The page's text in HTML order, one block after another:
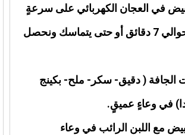
في العجان الكهربائي على سرعةٍ
متوسطةٍ لمدة حوالي 7 دقائق أو حتى يتماسك ونحصل
الجافة ( دقيق- سكر- ملح- بكينج
في وعاءٍ عميقٍ.
مع اللبن الرائب في وعاء